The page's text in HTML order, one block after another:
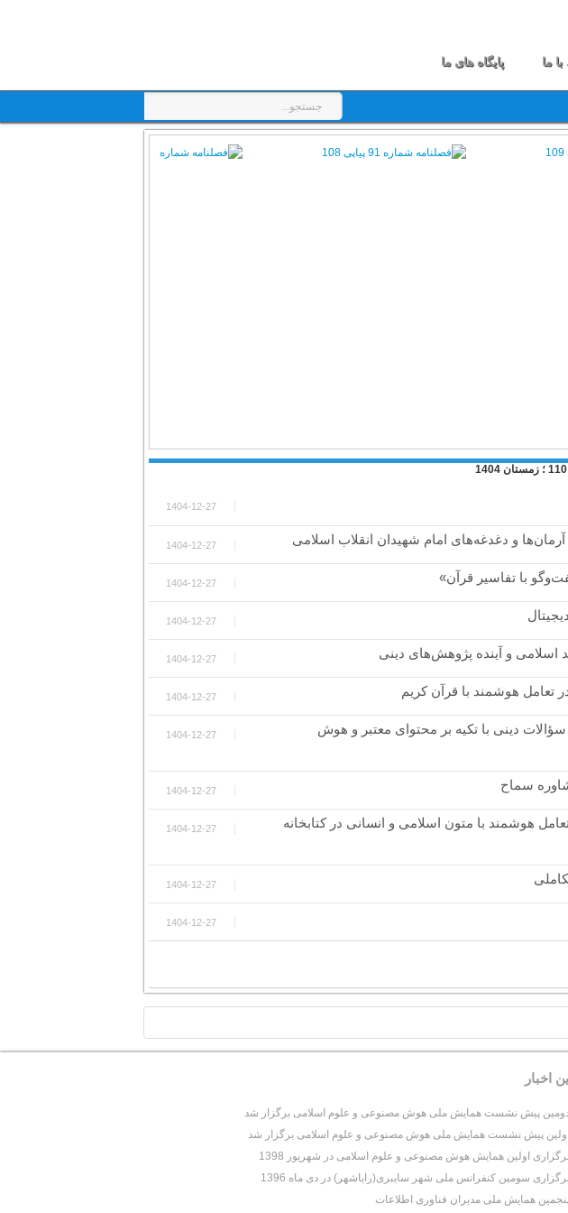
با ما پایگاه های ما
1404-12-27
1404-12-27 آرمان‌ها و دغدغه‌های امام شهیدان انقلاب اسلامی
1404-12-27 با تفاسیر قرآن»
1404-12-27
1404-12-27 و آینده پژوهش‌های دینی
1404-12-27 تعامل هوشمند با قرآن کریم
1404-12-27
دینی با تکیه بر محتوای معتبر و هوش
1404-12-27 سماح
1404-12-27
هوشمند با متون اسلامی و انسانی در کتابخانه
1404-12-27
1404-12-27
اخبار
پیش نشست همایش ملی هوش مصنوعی و علوم اسلامی برگزار شد
اولین پیش نشست همایش ملی هوش مصنوعی و علوم اسلامی برگزار شد
اولین همایش هوش مصنوعی و علوم اسلامی در شهریور 1398
سومین کنفرانس ملی شهر سایبری(رایاشهر) در دی ماه 1396
همایش ملی مدیران فناوری اطلاعات